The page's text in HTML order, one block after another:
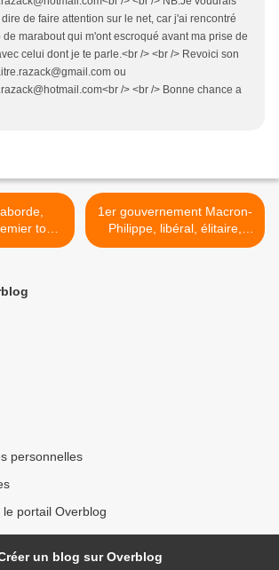
de faire attention sur le net, car j'ai rencontré
marabout qui m'ont escroqué avant ma prise de
celui dont je te parle.<br /> <br /> Revoici son
ou
/> <br /> Bonne chance a
tour
2017
1er gouvernement Macron-
Philippe, libéral, élitaire,
franco-européen >
personnelles
portail Overblog
un blog sur Overblog